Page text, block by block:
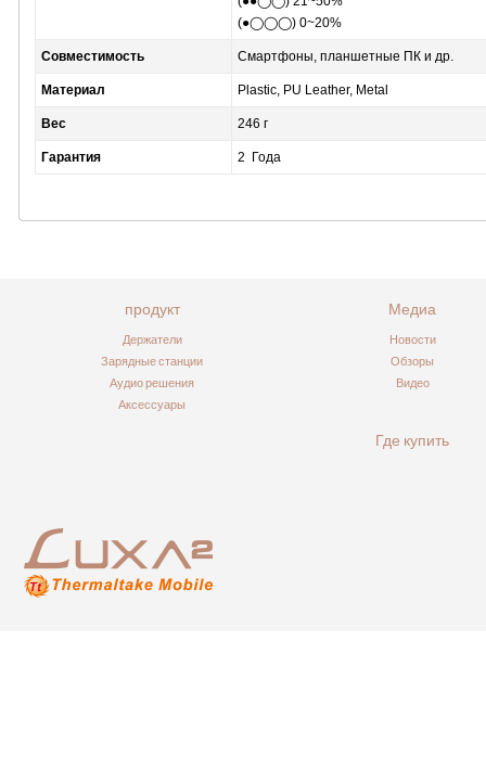
(●◯◯◯) 0~20%
Совместимость Смартфоны, планшетные ПК и др.
Материал Plastic, PU Leather, Metal
Вес 246 г
Гарантия 2 Года
продукт
Держатели
Зарядные станции
Аудио решения
Аксессуары
Медиа
Новости
Обзоры
Видео
Где купить